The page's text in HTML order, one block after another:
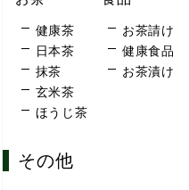
健康茶
日本茶
抹茶
玄米茶
ほうじ茶
お茶請け
健康食品
お茶漬け
その他